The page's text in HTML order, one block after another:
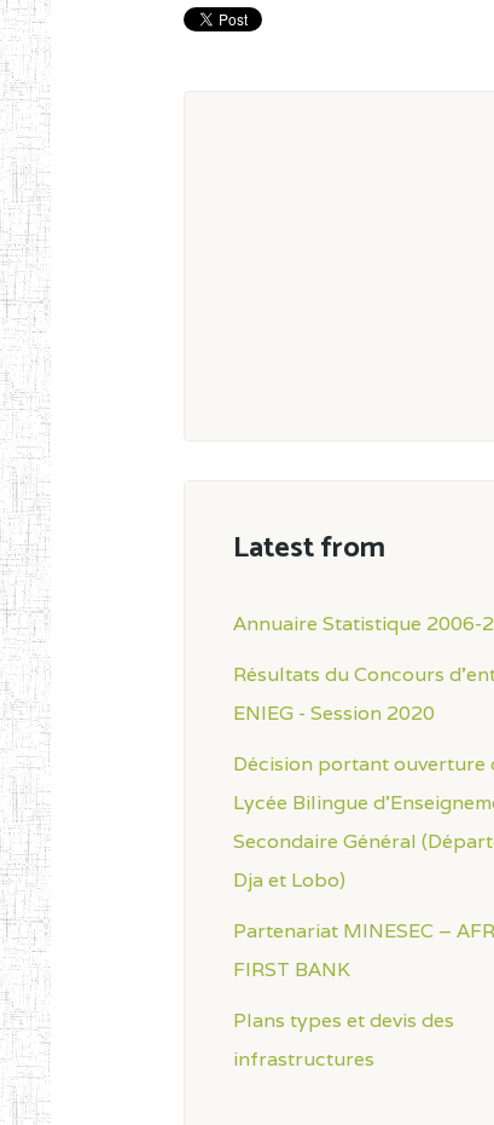
Latest from
Annuaire Statistique 2006-
Résultats du Concours
ENIEG - Session 2020
Décision portant ouverture
Lycée Bilingue
Secondaire Général
Dja et Lobo)
Partenariat MINESEC –
FIRST BANK
Plans types et devis des
infrastructures